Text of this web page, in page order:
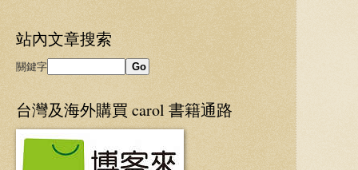
站內文章搜索
關鍵字
台灣及海外購買 carol 書籍通路